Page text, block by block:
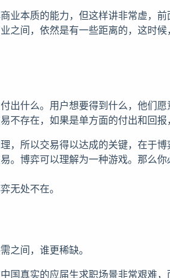
业本质的能力，但这样讲非常虚，
之间，依然是有一些距离的，这时
出什么。用户想要得到什么，他们
存在，如果是单方面的付出和回报
所以交易得以达成的关键，在于博
。博弈可以理解为一种游戏。那么
无处不在。
之间，谁更稀缺。
国真实的应届生求职场景非常艰难